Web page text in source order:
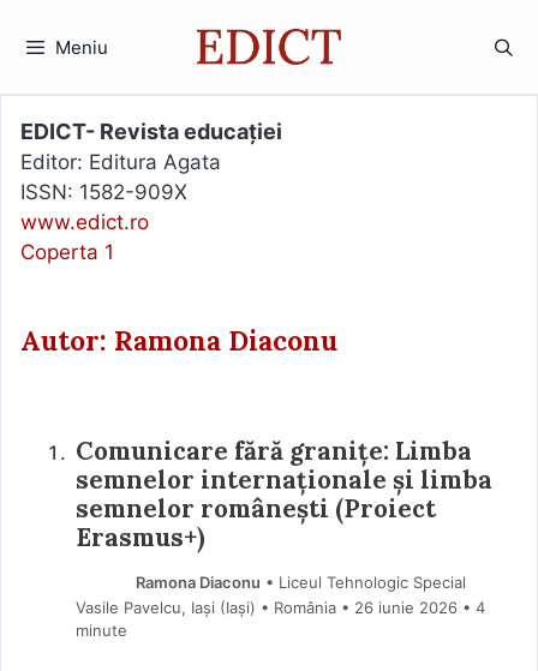
Meniu
EDICT- Revista educației
Editor: Editura Agata
ISSN: 1582-909X
www.edict.ro
Coperta 1
Autor: Ramona Diaconu
Comunicare fără granițe: Limba
semnelor internaționale și limba
semnelor românești (Proiect
Erasmus+)
Ramona Diaconu • Liceul Tehnologic Special
Vasile Pavelcu, Iași (Iaşi) • România
26 iunie 2026 • 4
minute